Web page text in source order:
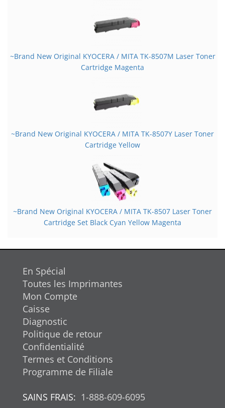
~Brand New Original KYOCERA / MITA TK-8507M Laser Toner
Cartridge Magenta
~Brand New Original KYOCERA / MITA TK-8507Y Laser Toner
Cartridge Yellow
~Brand New Original KYOCERA / MITA TK-8507 Laser Toner
Cartridge Set Black Cyan Yellow Magenta
En Spécial
Toutes les Imprimantes
Mon Compte
Caisse
Diagnostic
Politique de retour
Confidentialité
Termes et Conditions
Programme de Filiale
SAINS FRAIS: 1-888-609-6095